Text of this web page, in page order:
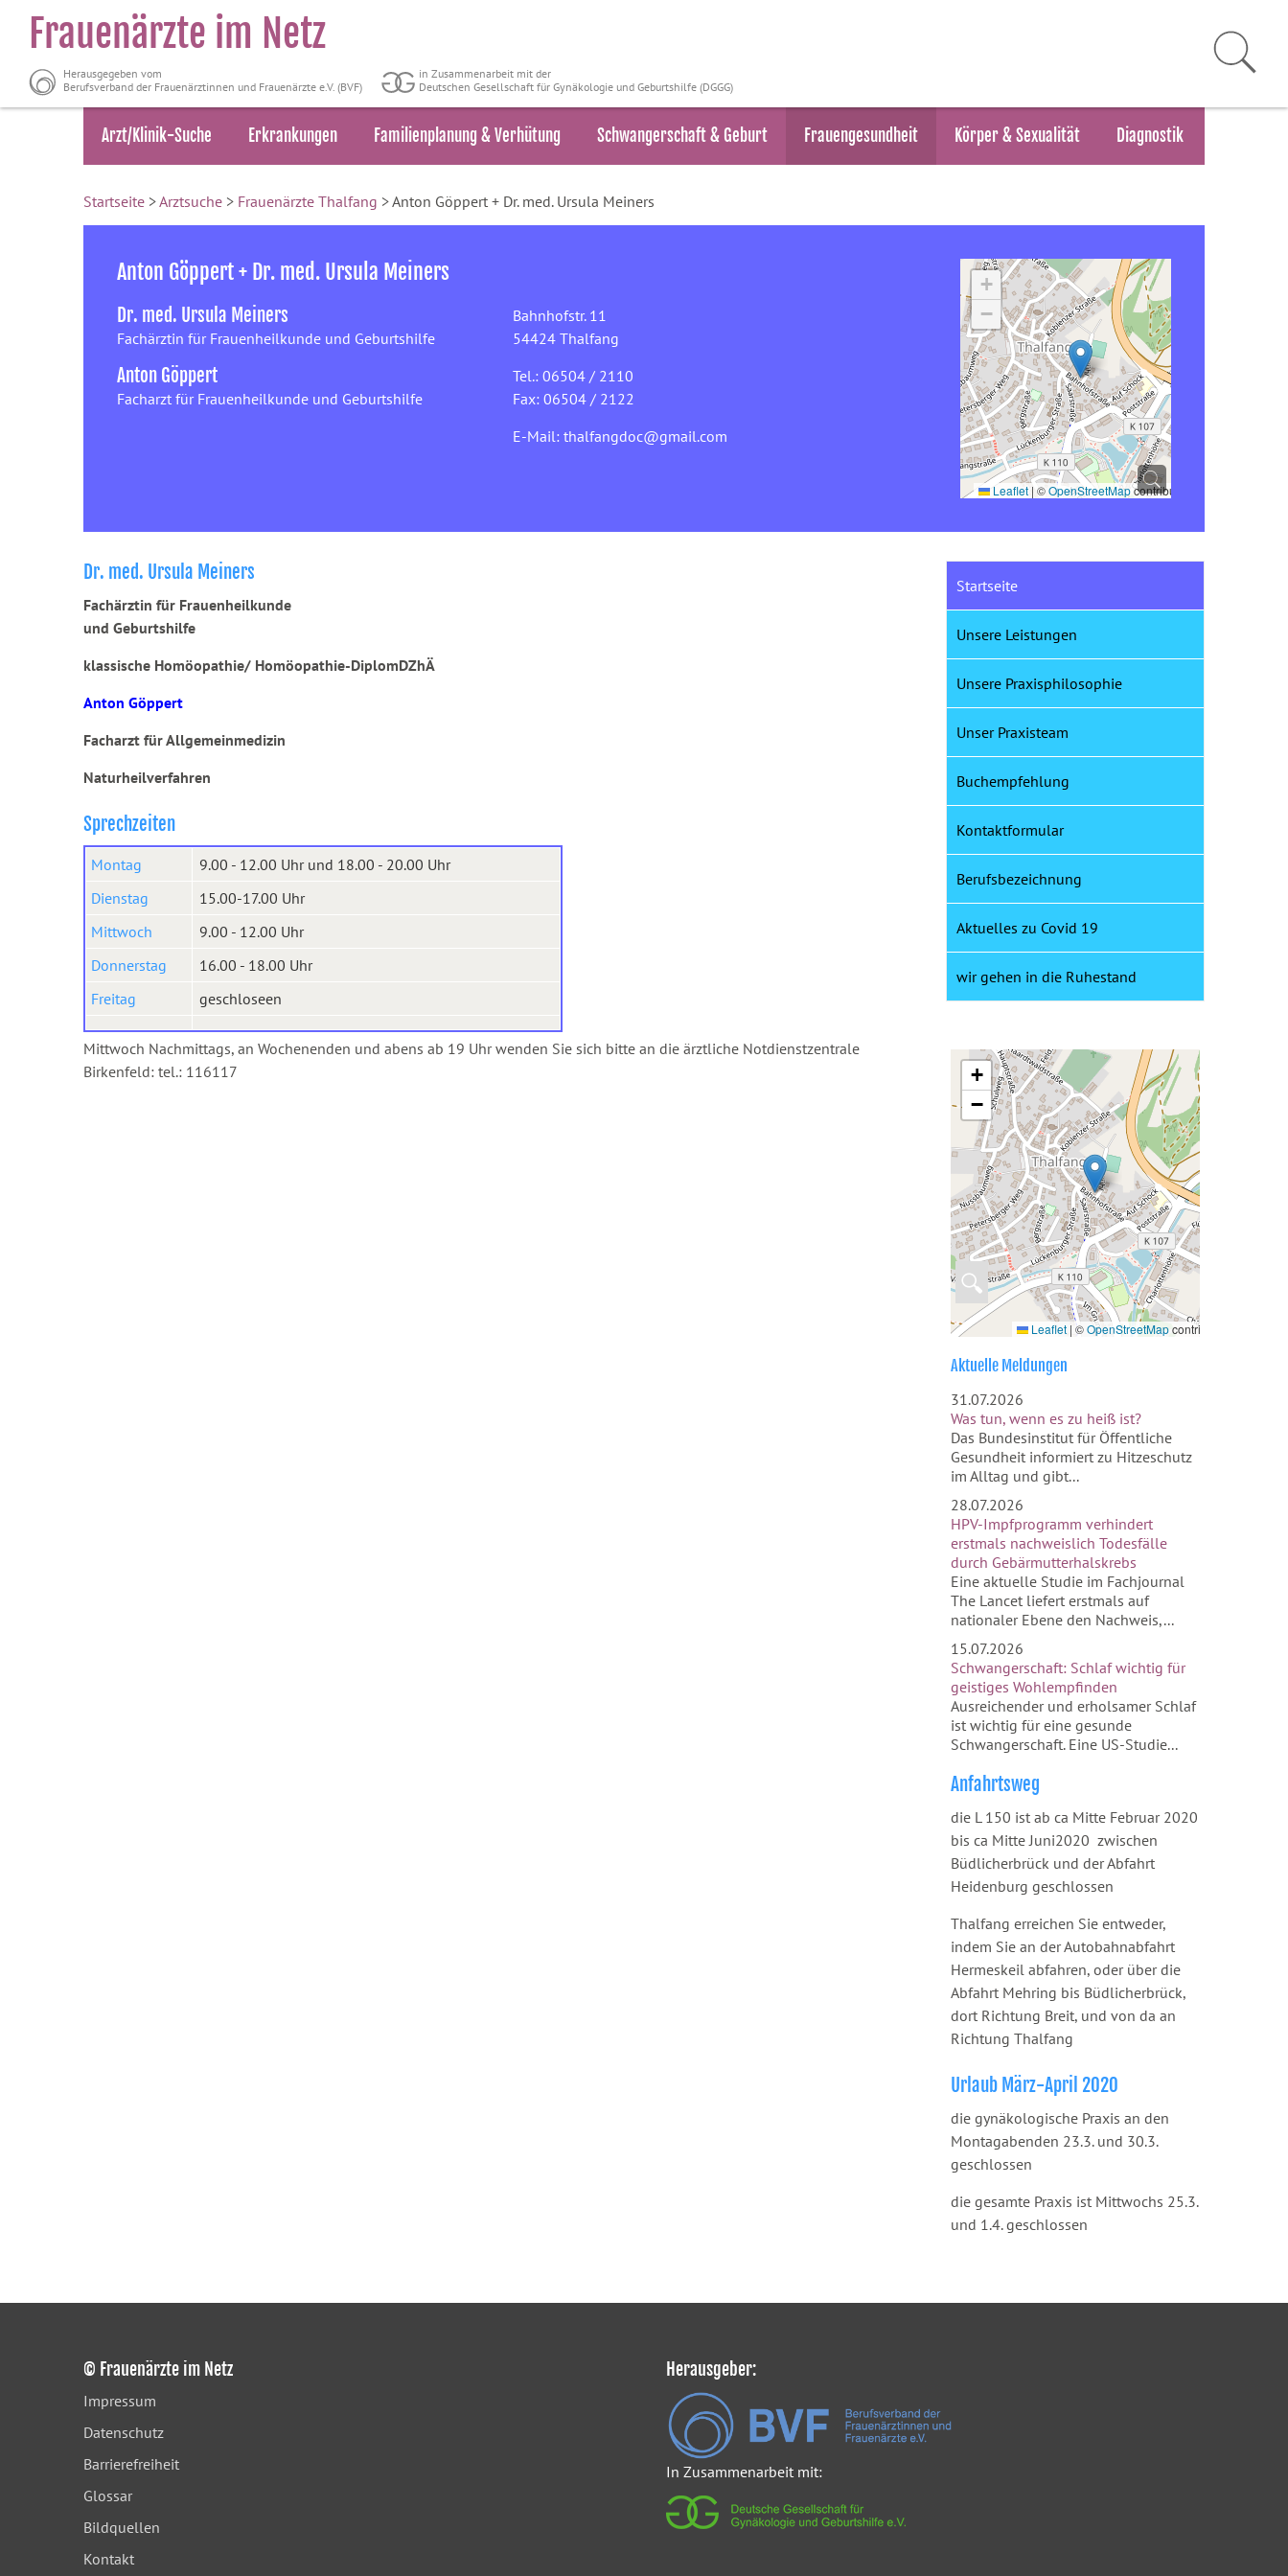
Frauenärzte im Netz
Herausgegeben vom
Berufsverband der Frauenärztinnen und Frauenärzte e.V. (BVF)
in Zusammenarbeit mit der
Deutschen Gesellschaft für Gynäkologie und Geburtshilfe (DGGG)
Arzt/Klinik-Suche Erkrankungen Familienplanung & Verhütung Schwangerschaft & Geburt Frauengesundheit Körper & Sexualität Diagnostik
Startseite >Arztsuche > Frauenärzte Thalfang > Anton Göppert + Dr. med. Ursula Meiners
Anton Göppert + Dr. med. Ursula Meiners
Dr. med. Ursula Meiners
Fachärztin für Frauenheilkunde und Geburtshilfe
Anton Göppert
Facharzt für Frauenheilkunde und Geburtshilfe
Bahnhofstr. 11
54424 Thalfang
Tel.: 06504 / 2110
Fax: 06504 / 2122
E-Mail: thalfangdoc@gmail.com
+
−
Leaflet | ©OpenStreetMapcontributors
Dr. med. Ursula Meiners
Fachärztin für Frauenheilkunde
und Geburtshilfe
klassische Homöopathie/ Homöopathie-DiplomDZhÄ
Anton Göppert
Facharzt für Allgemeinmedizin
Naturheilverfahren
Sprechzeiten
Montag
9.00 - 12.00 Uhr und 18.00 - 20.00 Uhr
Dienstag
15.00-17.00 Uhr
Mittwoch
9.00 - 12.00 Uhr
Donnerstag
16.00 - 18.00 Uhr
Freitag
geschloseen
Mittwoch Nachmittags, an Wochenenden und abens ab 19 Uhr wenden Sie sich bitte an die ärztliche Notdienstzentrale
Birkenfeld: tel.: 116117
Startseite
Unsere Leistungen
Unsere Praxisphilosophie
Unser Praxisteam
Buchempfehlung
Kontaktformular
Berufsbezeichnung
Aktuelles zu Covid 19
wir gehen in die Ruhestand
🔍
+
−
Leaflet | ©OpenStreetMapcontributors
Aktuelle Meldungen
31.07.2026
Was tun, wenn es zu heiß ist?
Das Bundesinstitut für Öffentliche
Gesundheit informiert zu Hitzeschutz
im Alltag und gibt...
28.07.2026
HPV-Impfprogramm verhindert
erstmals nachweislich Todesfälle
durch Gebärmutterhalskrebs
Eine aktuelle Studie im Fachjournal
The Lancet liefert erstmals auf
nationaler Ebene den Nachweis,...
15.07.2026
Schwangerschaft: Schlaf wichtig für
geistiges Wohlempfinden
Ausreichender und erholsamer Schlaf
ist wichtig für eine gesunde
Schwangerschaft. Eine US-Studie...
Anfahrtsweg
die L 150 ist ab ca Mitte Februar 2020
bis ca Mitte Juni2020 zwischen
Büdlicherbrück und der Abfahrt
Heidenburg geschlossen
Thalfang erreichen Sie entweder,
indem Sie an der Autobahnabfahrt
Hermeskeil abfahren, oder über die
Abfahrt Mehring bis Büdlicherbrück,
dort Richtung Breit, und von da an
Richtung Thalfang
Urlaub März-April 2020
die gynäkologische Praxis an den
Montagabenden 23.3. und 30.3.
geschlossen
die gesamte Praxis ist Mittwochs 25.3.
und 1.4. geschlossen
© Frauenärzte im Netz
Impressum
Datenschutz
Barrierefreiheit
Glossar
Bildquellen
Kontakt
Herausgeber:
In Zusammenarbeit mit: